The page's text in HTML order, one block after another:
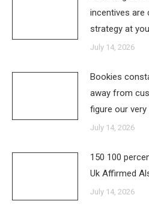
incentives are
strategy at
July 14, 2026
Bookies
away from
figure our
July 14, 2026
150 100
Uk Affirmed
July 14, 2026